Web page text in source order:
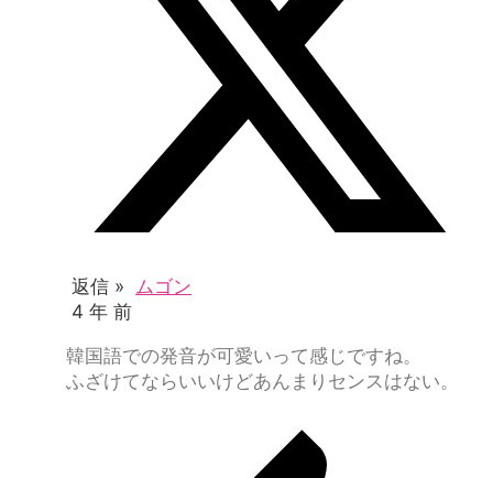
返信 » ムゴン
4 年 前
韓国語での発音が可愛いって感じですね。
ふざけてならいいけどあんまりセンスはない。